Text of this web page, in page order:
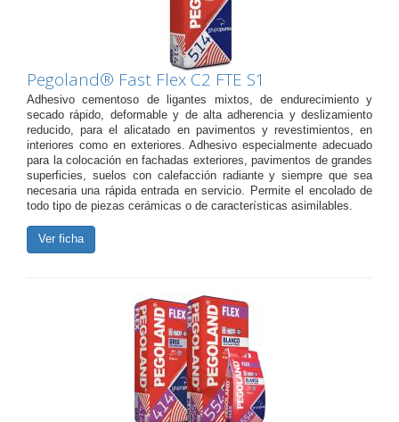
Pegoland® Fast Flex C2 FTE S1
Adhesivo cementoso de ligantes mixtos, de endurecimiento y
secado rápido, deformable y de alta adherencia y deslizamiento
reducido, para el alicatado en pavimentos y revestimientos, en
interiores como en exteriores. Adhesivo especialmente adecuado
para la colocación en fachadas exteriores, pavimentos de grandes
superficies, suelos con calefacción radiante y siempre que sea
necesaria una rápida entrada en servicio. Permite el encolado de
todo tipo de piezas cerámicas o de características asimilables.
Ver ficha